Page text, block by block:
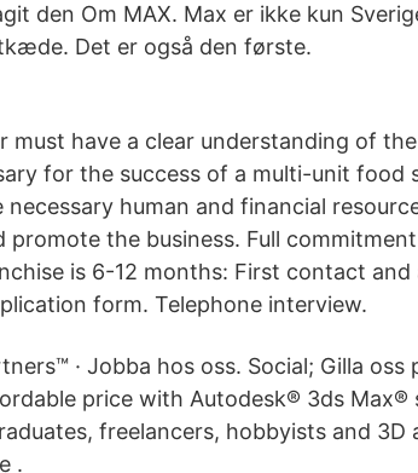
den Om MAX. Max er ikke kun
Det er også den første.
must have a clear understanding of
for the success of a multi-unit food
human and financial
promote the business. Full
is 6-12 months: First contact
form. Telephone interview.
· Jobba hos oss. Social; Gilla oss
price with Autodesk® 3ds
freelancers, hobbyists and
.